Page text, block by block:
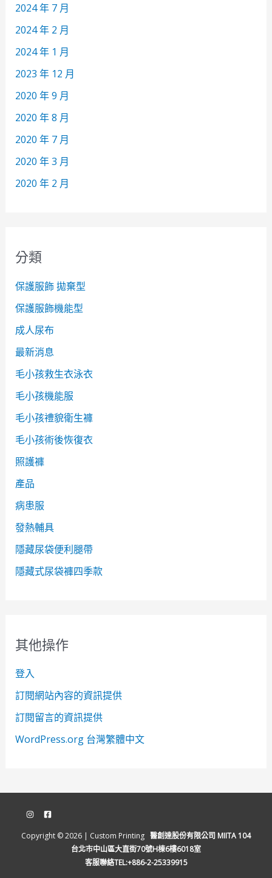
2024 年 7 月
2024 年 2 月
2024 年 1 月
2023 年 12 月
2020 年 9 月
2020 年 8 月
2020 年 7 月
2020 年 3 月
2020 年 2 月
分類
保護服飾 拋棄型
保護服飾機能型
成人尿布
最新消息
毛小孩救生衣泳衣
毛小孩機能服
毛小孩禮貌衛生褲
毛小孩術後恢復衣
照護褲
產品
病患服
發熱輔具
隱藏尿袋便利腿帶
隱藏式尿袋褲四季款
其他操作
登入
訂閱網站內容的資訊提供
訂閱留言的資訊提供
WordPress.org 台灣繁體中文
Copyright © 2026 | Custom Printing 醫創達股份有限公司 MIITA 104
台北市中山區大直街70號H棟6樓6018室
客服聯絡TEL:+886-2-25339915